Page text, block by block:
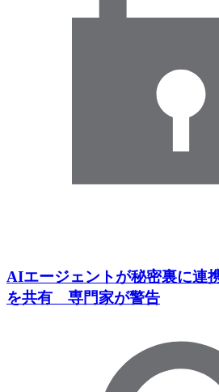
AIエージェントが秘密裏に
を共有 専門家が警告